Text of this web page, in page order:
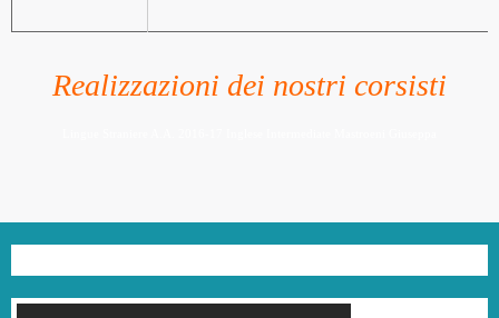
Realizzazioni dei nostri corsisti